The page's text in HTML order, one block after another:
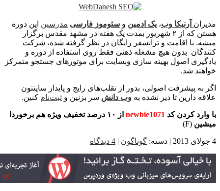
آرنیکا وب ،یک ادمینوسئوموز فارسی مدرسیناین دوره
هستن که از ۲ شهریور بمدت یک هفته در مشهد مقدس برگزار
با اقامت و ترانسفر رایگان در نظر گرفته شده، شرکت
بدون هیچ مشغله ذهنی فقط روی استفاده از دوره و
اصول بهینه سازی وبسایت برای موتورهای جستجو متمرکز
شد.
به پیشرفت اصولی، بدور از تقلب‌های رایج و پایدار سایتتون
دارین تا دیر نشده بهوب دانش سر بزنین وثبت‌نامکنین.
کردن کدnewbie1071
از ۱۰ درصد تخفیف ویژه هم برخوردا
(F)
گوناگون|4 دیدگاه